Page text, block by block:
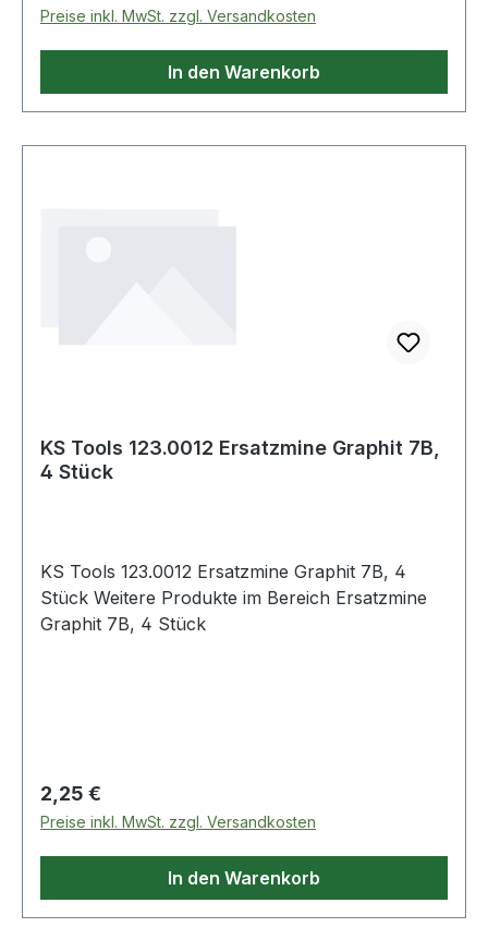
Preise inkl. MwSt. zzgl. Versandkosten
In den Warenkorb
KS Tools 123.0012 Ersatzmine Graphit 7B,
4 Stück
KS Tools 123.0012 Ersatzmine Graphit 7B, 4
Stück Weitere Produkte im Bereich Ersatzmine
Graphit 7B, 4 Stück
Regulärer Preis:
2,25 €
Preise inkl. MwSt. zzgl. Versandkosten
In den Warenkorb